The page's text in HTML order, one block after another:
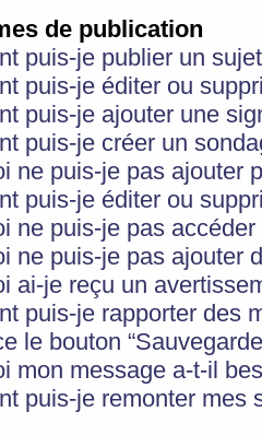
de publication
puis-je publier un
puis-je éditer ou
puis-je ajouter une
puis-je créer un
ne puis-je pas ajouter
puis-je éditer ou
ne puis-je pas
ne puis-je pas ajouter
ai-je reçu un
puis-je rapporter des
le bouton
mon message a-t-il
puis-je remonter mes